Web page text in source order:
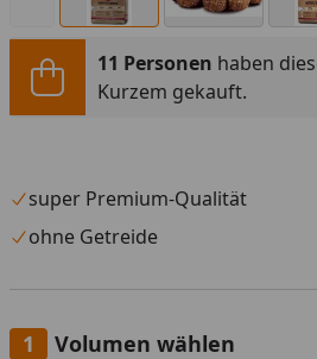
11 Personen haben
Kurzem gekauft.
super Premium-Qualität
ohne Getreide
Volumen wählen